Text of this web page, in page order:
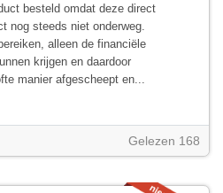
besteld omdat deze direct
nog steeds niet onderweg.
alleen de financiële
krijgen en daardoor
manier afgescheept en...
Gelezen 168